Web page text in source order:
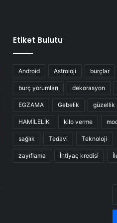
Etiket Bulutu
Android Astroloji burçlar
burç yorumları dekorasyon
EGZAMA Gebelik güzellik
HAMİLELİK kilo verme
sağlık Tedavi Teknoloji
zayıflama İhtiyaç kredisi